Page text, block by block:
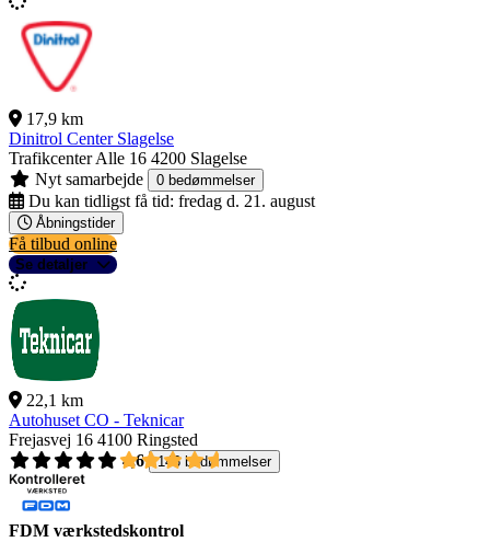
17,9 km
Dinitrol Center Slagelse
Trafikcenter Alle 16 4200 Slagelse
Nyt samarbejde
0 bedømmelser
Du kan tidligst få tid: fredag d. 21. august
Åbningstider
Få tilbud online
Se detaljer
22,1 km
Autohuset CO - Teknicar
Frejasvej 16 4100 Ringsted
4,6
146 bedømmelser
FDM værkstedskontrol